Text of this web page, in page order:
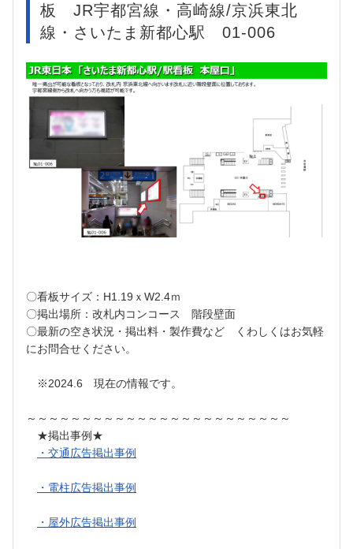
板 JR宇都宮線・高崎線/京浜東北
線・さいたま新都心駅 01-006
〇看板サイズ：H1.19ｘW2.4ｍ
〇掲出場所：改札内コンコース 階段壁面
〇最新の空き状況・掲出料・製作費など くわしくはお気軽
にお問合せください。
※2024.6 現在の情報です。
～～～～～～～～～～～～～～～～～～～～～～～～
★掲出事例★
・交通広告掲出事例
・電柱広告掲出事例
・屋外広告掲出事例